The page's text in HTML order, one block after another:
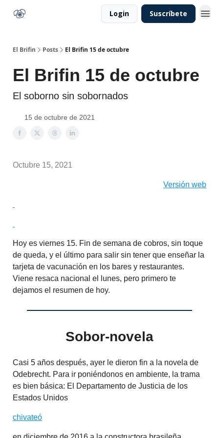
Login Suscríbete
El Brifin Posts El Brifin 15 de octubre
El Brifin 15 de octubre
El soborno sin sobornados
15 de octubre de 2021
Octubre 15, 2021
Versión web
Hoy es viernes 15. Fin de semana de cobros, sin toque
de queda, y el último para salir sin tener que enseñar la
tarjeta de vacunación en los bares y restaurantes.
Viene resaca nacional el lunes, pero primero te
dejamos el resumen de hoy.
Sobor-novela
Casi 5 años después, ayer le dieron fin a la novela de
Odebrecht. Para ir poniéndonos en ambiente, la trama
es bien básica: El Departamento de Justicia de los
Estados Unidos
chivateó